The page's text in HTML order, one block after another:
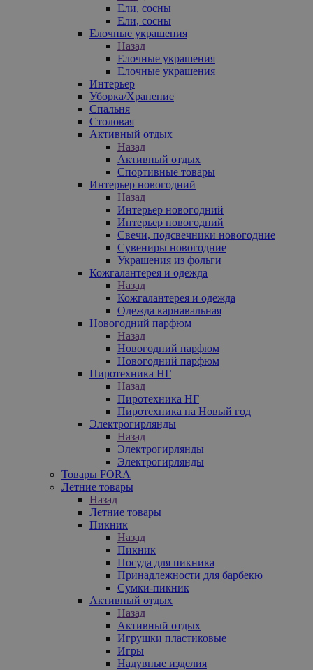
Ели, сосны
Ели, сосны
Елочные украшения
Назад
Елочные украшения
Елочные украшения
Интерьер
Уборка/Хранение
Спальня
Столовая
Активный отдых
Назад
Активный отдых
Спортивные товары
Интерьер новогодний
Назад
Интерьер новогодний
Интерьер новогодний
Свечи, подсвечники новогодние
Сувениры новогодние
Украшения из фольги
Кожгалантерея и одежда
Назад
Кожгалантерея и одежда
Одежда карнавальная
Новогодний парфюм
Назад
Новогодний парфюм
Новогодний парфюм
Пиротехника НГ
Назад
Пиротехника НГ
Пиротехника на Новый год
Электрогирлянды
Назад
Электрогирлянды
Электрогирлянды
Товары FORA
Летние товары
Назад
Летние товары
Пикник
Назад
Пикник
Посуда для пикника
Принадлежности для барбекю
Сумки-пикник
Активный отдых
Назад
Активный отдых
Игрушки пластиковые
Игры
Надувные изделия